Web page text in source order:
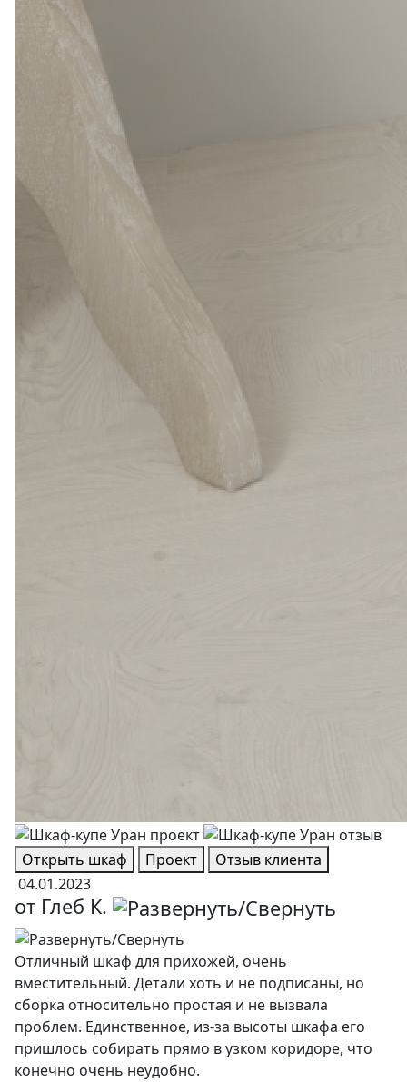
Открыть шкаф Проект
Отзыв клиента
04.01.2023
от Глеб К.
Отличный шкаф для прихожей, очень
вместительный. Детали хоть и не подписаны, но
сборка относительно простая и не вызвала
проблем. Единственное, из-за высоты шкафа его
пришлось собирать прямо в узком коридоре, что
конечно очень неудобно.